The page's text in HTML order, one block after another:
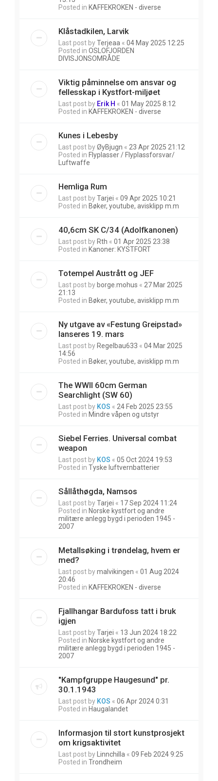
Posted in KAFFEKROKEN - diverse
Klåstadkilen, Larvik
Last post byTerjeaa « 04 May 2025 12:25
Posted in OSLOFJORDEN
DIVISJONSOMRÅDE
Viktig påminnelse om ansvar og
fellesskap i Kystfort-miljøet
Last post by Erik H « 01 May 2025 8:12
Posted in KAFFEKROKEN - diverse
Kunes i Lebesby
Last post byØyBjugn « 23 Apr 2025 21:12
Posted in Flyplasser / Flyplassforsvar/
Luftwaffe
Hemliga Rum
Last post byTarjei « 09 Apr 2025 10:21
Posted in Bøker, youtube, avisklipp m.m
40,6cm SK C/34 (Adolfkanonen)
Last post by Rth « 01 Apr 2025 23:38
Posted in Kanoner: KYSTFORT
Totempel Austrått og JEF
Last post by borge.mohus « 27 Mar 2025
21:13
Posted in Bøker, youtube, avisklipp m.m
Ny utgave av «Festung Greipstad»
lanseres 19. mars
Last post by Regelbau633 « 04 Mar 2025
14:56
Posted in Bøker, youtube, avisklipp m.m
The WWII 60cm German
Searchlight (SW 60)
Last post by KOS « 24 Feb 2025 23:55
Posted in Mindre våpen og utstyr
Siebel Ferries. Universal combat
weapon
Last post by KOS « 05 Oct 2024 19:53
Posted in Tyske luftvernbatterier
Sållåthøgda, Namsos
Last post byTarjei « 17 Sep 2024 11:24
Posted in Norske kystfort og andre
militære anlegg bygd i perioden 1945 -
2007
Metallsøking i trøndelag, hvem er
med?
Last post bymalvikingen « 01 Aug 2024
20:46
Posted in KAFFEKROKEN - diverse
Fjallhangar Bardufoss tatt i bruk
igjen
Last post byTarjei « 13 Jun 2024 18:22
Posted in Norske kystfort og andre
militære anlegg bygd i perioden 1945 -
2007
"Kampfgruppe Haugesund" pr.
30.1.1943
Last post by KOS « 06 Apr 2024 0:31
Posted in Haugalandet
Informasjon til stort kunstprosjekt
om krigsaktivitet
Last post by Linnchilla « 09 Feb 2024 9:25
Posted in Trondheim